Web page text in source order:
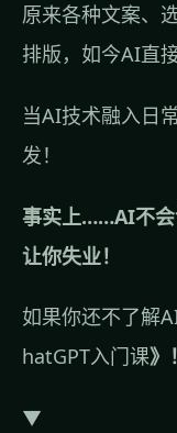
原来各种文案、
排版，如今AI直
当AI技术融入日
发！
事实上……AI不会
让你失业！
如果你还不了解
hatGPT入门课》！
▼